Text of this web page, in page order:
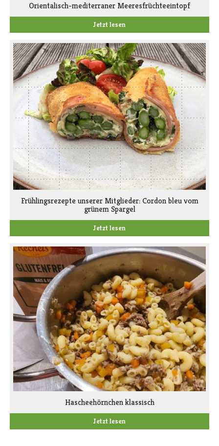
Orientalisch-mediterraner Meeresfrüchteeintopf
Jetzt lesen
Frühlingsrezepte unserer Mitglieder: Cordon bleu vom
grünem Spargel
Jetzt lesen
Hascheehörnchen klassisch
Jetzt lesen